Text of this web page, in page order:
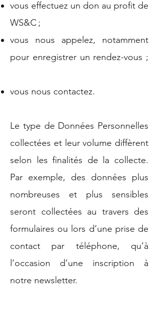
vous effectuez un don au profit de
WS&C ;
vous nous appelez, notamment
pour enregistrer un rendez-vous ;
vous nous contactez.
Le type de Données Personnelles
collectées et leur volume diffèrent
selon les finalités de la collecte.
Par exemple, des données plus
nombreuses et plus sensibles
seront collectées au travers des
formulaires ou lors d’une prise de
contact par téléphone, qu’à
l’occasion d’une inscription à
notre newsletter.